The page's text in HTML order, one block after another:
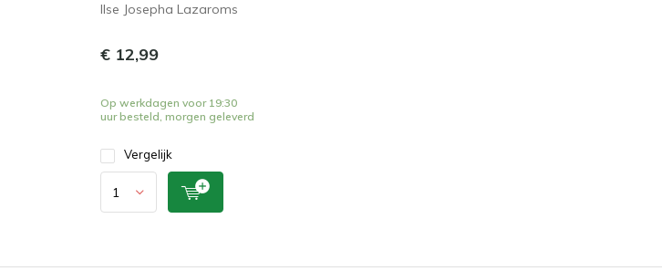
Ilse Josepha Lazaroms
€ 12,99
Op werkdagen voor 19:30
uur besteld, morgen geleverd
Vergelijk